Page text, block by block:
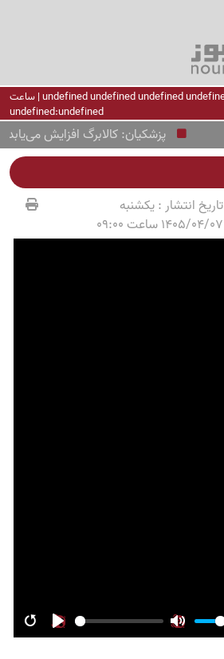
undefined undefined undefined undefined | ساعت
undefined:undefined
پزشکیان: کالابرگ افزایش می‌یابد؛
تاریخ انتشار :یکشنبه
1405/04/07 ساعت 09:00
RestartPlay Mute